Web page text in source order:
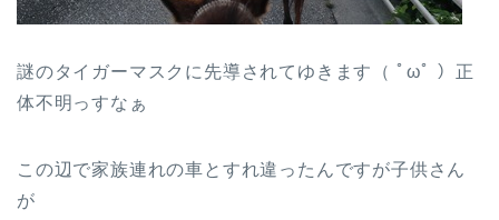
謎のタイガーマスクに先導されてゆきます（ ﾟωﾟ ）正
体不明っすなぁ
この辺で家族連れの車とすれ違ったんですが子供さん
が